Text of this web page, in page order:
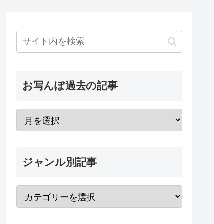
お写んぽ過去の記事
ジャンル別記事